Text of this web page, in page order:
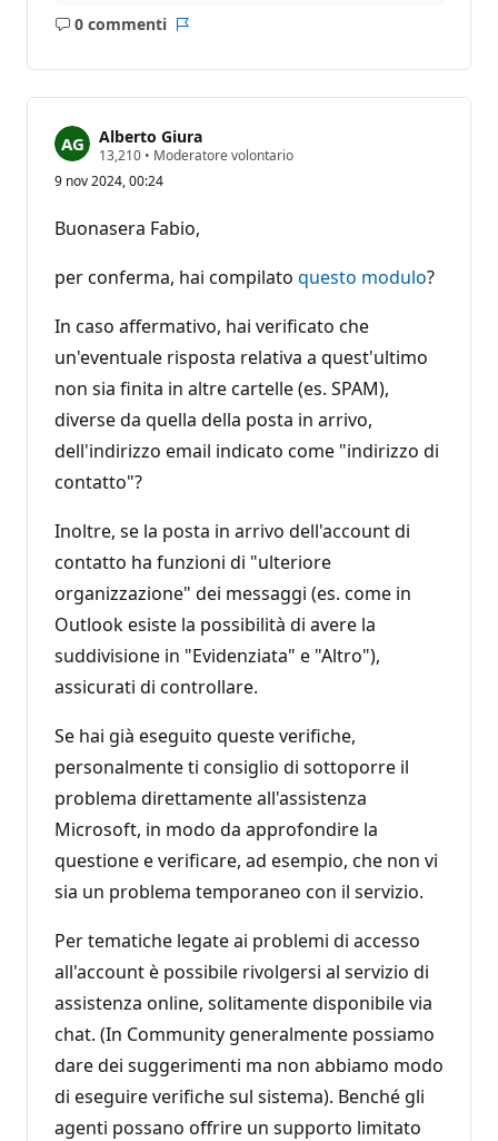
0 commenti
Nessun
Alberto Giura
13,210 P
n
d
r
e
u
t
a
i
n
• Moderatore volontario
9 nov 2024, 00:24
Buonasera Fabio,
per conferma, hai compilato questo modulo?
In caso affermativo, hai verificato che
un'eventuale risposta relativa a quest'ultimo
non sia finita in altre cartelle (es. SPAM),
diverse da quella della posta in arrivo,
dell'indirizzo email indicato come "indirizzo di
contatto"?
Inoltre, se la posta in arrivo dell'account di
contatto ha funzioni di "ulteriore
organizzazione" dei messaggi (es. come in
Outlook esiste la possibilità di avere la
suddivisione in "Evidenziata" e "Altro"),
assicurati di controllare.
Se hai già eseguito queste verifiche,
personalmente ti consiglio di sottoporre il
problema direttamente all'assistenza
Microsoft, in modo da approfondire la
questione e verificare, ad esempio, che non vi
sia un problema temporaneo con il servizio.
Per tematiche legate ai problemi di accesso
all'account è possibile rivolgersi al servizio di
assistenza online, solitamente disponibile via
chat. (In Community generalmente possiamo
dare dei suggerimenti ma non abbiamo modo
di eseguire verifiche sul sistema). Benché gli
agenti possano offrire un supporto limitato